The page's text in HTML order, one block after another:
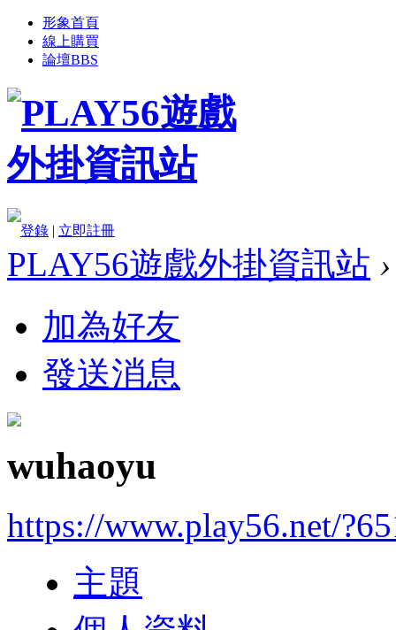
形象首頁
線上購買
論壇BBS
登錄 | 立即註冊
PLAY56遊戲外掛資訊站 ›
加為好友
發送消息
wuhaoyu
https://www.play56.net/
主題